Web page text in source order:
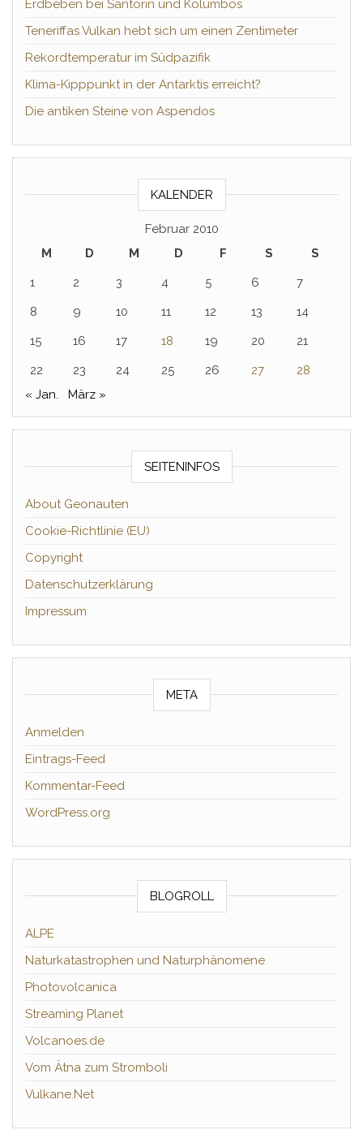
Erdbeben bei Santorin und Kolumbos
Teneriffas Vulkan hebt sich um einen Zentimeter
Rekordtemperatur im Südpazifik
Klima-Kipppunkt in der Antarktis erreicht?
Die antiken Steine von Aspendos
KALENDER
Februar 2010
M
D M D F S
S
1
2 3 4 5 6
7
8
9 10 11 12 13
14
15
16 17 18 19 20
21
22
23 24 25 26 27
28
« Jan.
März »
SEITENINFOS
About Geonauten
Cookie-Richtlinie (EU)
Copyright
Datenschutzerklärung
Impressum
META
Anmelden
Eintrags-Feed
Kommentar-Feed
WordPress.org
BLOGROLL
ALPE
Naturkatastrophen und Naturphänomene
Photovolcanica
Streaming Planet
Volcanoes.de
Vom Ätna zum Stromboli
Vulkane.Net